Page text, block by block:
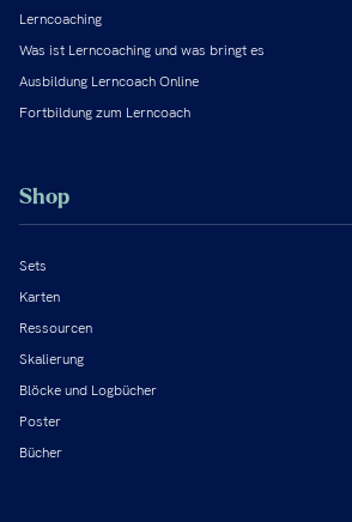
Lerncoaching
Was ist Lerncoaching und was bringt es
Ausbildung Lerncoach Online
Fortbildung zum Lerncoach
Shop
Sets
Karten
Ressourcen
Skalierung
Blöcke und Logbücher
Poster
Bücher